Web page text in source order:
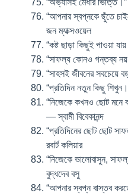
“আপনার স্বপ্নকে ছুঁতে
জন ম্যাক্সওয়েল
“কষ্ট ছাড়া কিছুই পাওয়া
“সাফল্য কোনও গন্তব্য নয়,
“সাহসই জীবনের
“প্রতিদিন নতুন কিছু
“নিজেকে কখনও ছোট মনে
— স্বামী বিবেকানন্দ
“প্রতিদিনের ছোট ছোট
রবার্ট কলিয়ার
“নিজেকে ভালোবাসুন,
বুদ্ধদেব বসু
“আপনার স্বপ্ন বাস্তব